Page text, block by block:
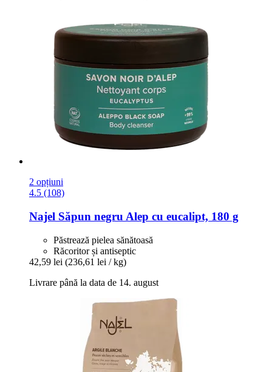
2 opțiuni
4.5 (108)
Najel Săpun negru Alep cu eucalipt, 180 g
Păstrează pielea sănătoasă
Răcoritor și antiseptic
42,59 lei (236,61 lei / kg)
Livrare până la data de 14. august